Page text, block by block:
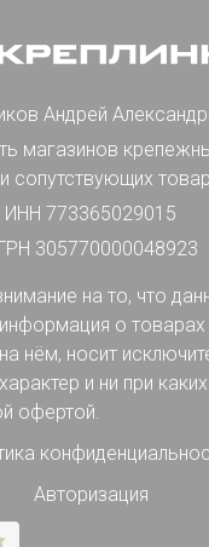
Андрей
магазинов
сопутствующих
ИНН 773365029015
305770000048923
на то, что
о товарах
нём, носит
и ни при
офертой.
Авторизация